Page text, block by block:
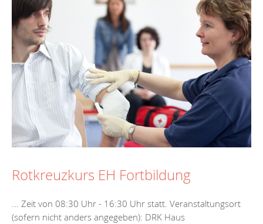
Rotkreuzkurs EH Fortbildung
... Zeit von 08:30 Uhr - 16:30 Uhr statt. Veranstaltungsort
(sofern nicht anders angegeben): DRK Haus